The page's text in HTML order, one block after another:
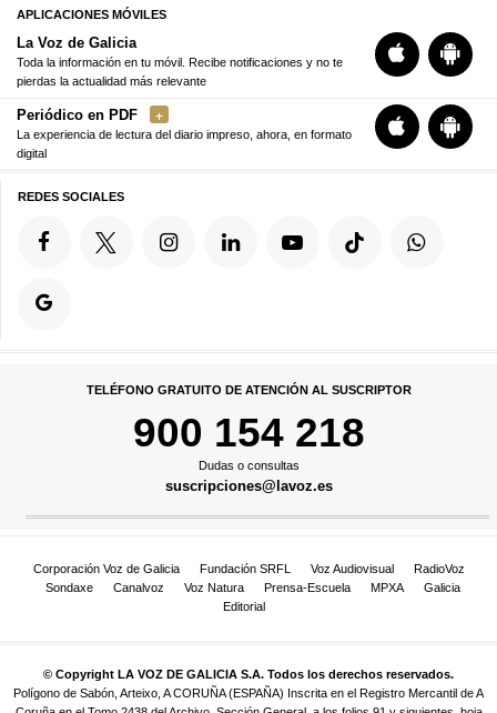
APLICACIONES MÓVILES
La Voz de Galicia
Toda la información en tu móvil. Recibe notificaciones y no te
pierdas la actualidad más relevante
Periódico en PDF
La experiencia de lectura del diario impreso, ahora, en formato
digital
REDES SOCIALES
TELÉFONO GRATUITO DE ATENCIÓN AL SUSCRIPTOR
900 154 218
Dudas o consultas
suscripciones@lavoz.es
Corporación Voz de Galicia Fundación SRFL Voz Audiovisual
RadioVoz
Sondaxe
Canalvoz Voz Natura Prensa-Escuela MPXA
Galicia
Editorial
© Copyright LA VOZ DE GALICIA S.A. Todos los derechos reservados.
Polígono de Sabón, Arteixo, A CORUÑA (ESPAÑA) Inscrita en el Registro Mercantil de A